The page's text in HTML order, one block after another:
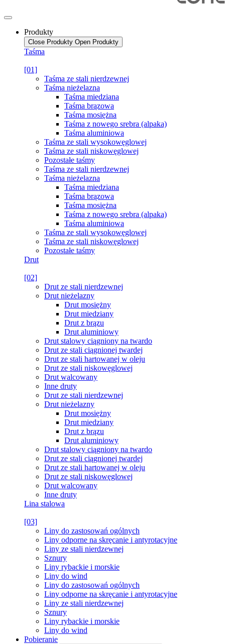
Produkty
Close Produkty Open Produkty
Taśma
[01]
Taśma ze stali nierdzewnej
Taśma nieżelazna
Taśma miedziana
Taśma brązowa
Taśma mosiężna
Taśma z nowego srebra (alpaka)
Taśma aluminiowa
Taśma ze stali wysokowęglowej
Taśma ze stali niskowęglowej
Pozostałe taśmy
Taśma ze stali nierdzewnej
Taśma nieżelazna
Taśma miedziana
Taśma brązowa
Taśma mosiężna
Taśma z nowego srebra (alpaka)
Taśma aluminiowa
Taśma ze stali wysokowęglowej
Taśma ze stali niskowęglowej
Pozostałe taśmy
Drut
[02]
Drut ze stali nierdzewnej
Drut nieżelazny
Drut mosiężny
Drut miedziany
Drut z brązu
Drut aluminiowy
Drut stalowy ciągniony na twardo
Drut ze stali ciągnionej twardej
Drut ze stali hartowanej w oleju
Drut ze stali niskowęglowej
Drut walcowany
Inne druty
Drut ze stali nierdzewnej
Drut nieżelazny
Drut mosiężny
Drut miedziany
Drut z brązu
Drut aluminiowy
Drut stalowy ciągniony na twardo
Drut ze stali ciągnionej twardej
Drut ze stali hartowanej w oleju
Drut ze stali niskowęglowej
Drut walcowany
Inne druty
Lina stalowa
[03]
Liny do zastosowań ogólnych
Liny odporne na skręcanie i antyrotacyjne
Liny ze stali nierdzewnej
Sznury
Liny rybackie i morskie
Liny do wind
Liny do zastosowań ogólnych
Liny odporne na skręcanie i antyrotacyjne
Liny ze stali nierdzewnej
Sznury
Liny rybackie i morskie
Liny do wind
Pobieranie